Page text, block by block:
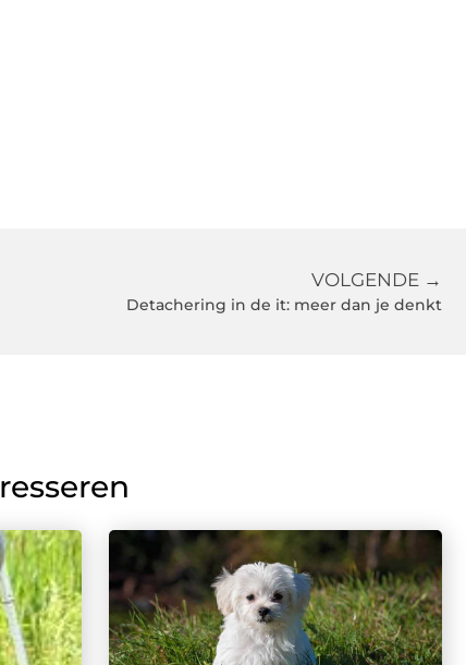
VOLGENDE →
Detachering in de it: meer dan je denkt